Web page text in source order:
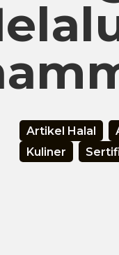
Artikel Halal
Kuliner